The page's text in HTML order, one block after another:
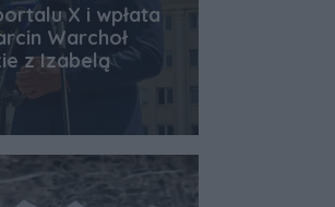
X i wpłata
Warchoł
z Izabelą